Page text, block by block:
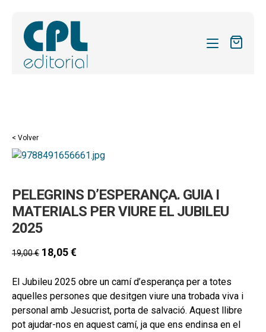
REVISTAS
FORMAS
ACTUALIDAD
BLOG
CONTACTO
MI CUENTA
BUSCAR
CAT
< Volver
PELEGRINS D’ESPERANÇA. GUIA I
MATERIALS PER VIURE EL JUBILEU
2025
19,00€ 18,05€
El Jubileu 2025 obre un camí d’esperança per a totes
aquelles persones que desitgen viure una trobada viva i
personal amb Jesucrist, porta de salvació. Aquest llibre
pot ajudar-nos en aquest camí, ja que ens endinsa en el